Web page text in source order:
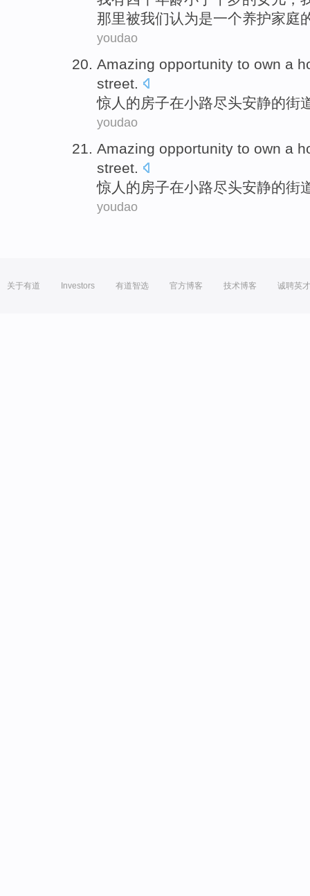
那里被我们认为是一个养护家庭
youdao
Amazing opportunity to own a
street.
惊人 的房子在小路尽头安静的街
youdao
Amazing opportunity to own a
street.
惊人 的房子在小路尽头安静的街
youdao
关于有道 Investors 有道智选 官方博客 技术博客 诚聘英才